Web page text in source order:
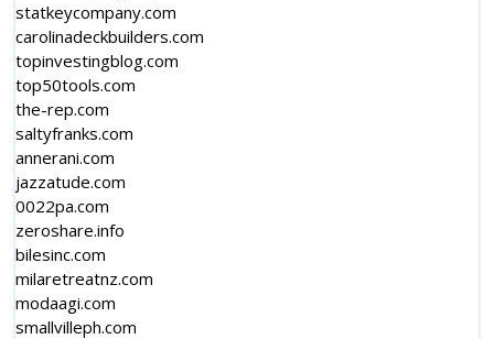
statkeycompany.com
carolinadeckbuilders.com
topinvestingblog.com
top50tools.com
the-rep.com
saltyfranks.com
annerani.com
jazzatude.com
0022pa.com
zeroshare.info
bilesinc.com
milaretreatnz.com
modaagi.com
smallvilleph.com